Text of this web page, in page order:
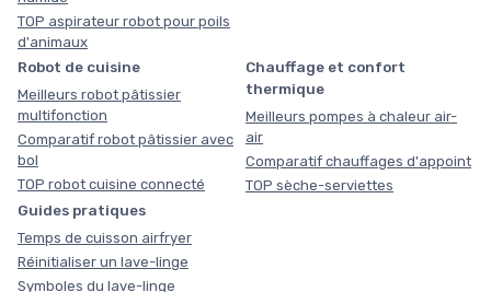
TOP aspirateur robot pour poils
d'animaux
Robot de cuisine
Meilleurs robot pâtissier
multifonction
Comparatif robot pâtissier avec
bol
TOP robot cuisine connecté
Chauffage et confort
thermique
Meilleurs pompes à chaleur air-
air
Comparatif chauffages d'appoint
TOP sèche-serviettes
Guides pratiques
Temps de cuisson airfryer
Réinitialiser un lave-linge
Symboles du lave-linge